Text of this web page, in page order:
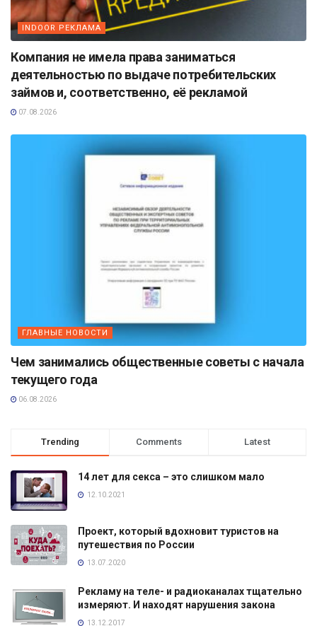
INDOOR РЕКЛАМА
Компания не имела права заниматься
деятельностью по выдаче потребительских
займов и, соответственно, её рекламой
07.08.2026
ГЛАВНЫЕ НОВОСТИ
Чем занимались общественные советы с начала
текущего года
06.08.2026
Trending Comments Latest
14 лет для секса – это слишком мало
12.10.2021
Проект, который вдохновит туристов на
путешествия по России
13.07.2020
Рекламу на теле- и радиоканалах тщательно
измеряют. И находят нарушения закона
13.12.2017